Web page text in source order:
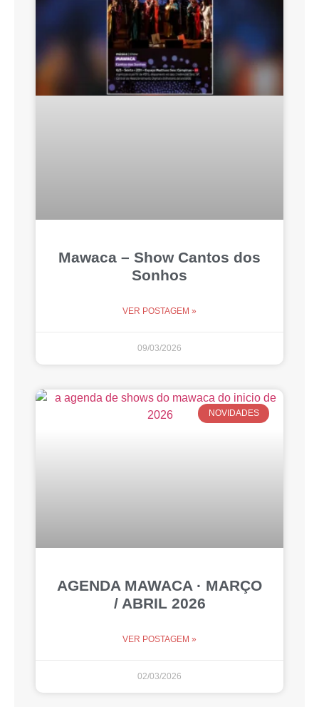
Mawaca – Show Cantos dos
Sonhos
NOVIDADES
AGENDA MAWACA · MARÇO
/ ABRIL 2026